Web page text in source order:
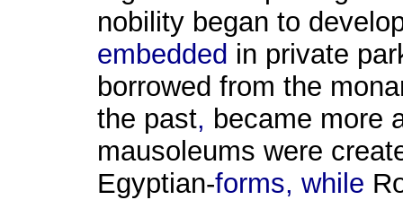
nobility began to
embedded in private
borrowed from the
the past, became more
mausoleums were
Egyptian-forms, while